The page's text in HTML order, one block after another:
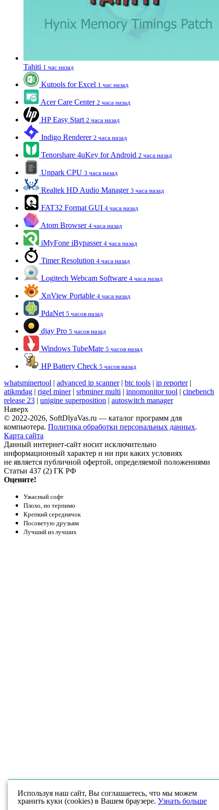
Tahiti 1 час назад
Kutools for Excel 1 час назад
Acer Care Center 2 часа назад
HP Easy Start 2 часа назад
Indigo Renderer 2 часа назад
Tenorshare 4uKey for Android 2 часа назад
Unpark CPU 3 часа назад
Realtek HD Audio Manager 3 часа назад
FAT32 Format GUI 4 часа назад
Atom Browser 4 часа назад
iMyFone iBypasser 4 часа назад
Timer Resolution 4 часа назад
Logitech Webcam Software 4 часа назад
XnView Portable 4 часа назад
PdaNet 5 часов назад
djay Pro 5 часов назад
Windows TubeMate 5 часов назад
HP Battery Check 5 часов назад
whatsminertool | advanced ip scanner| btc tools | ip reporter|
atikmdag | rigel miner| srbminer multi | innomonitor tool | cinebench
release 23 | unigine superposition | autoswitch manager
Наверх
© 2022-2026, SoftDlyaVas.ru — каталог программ для
компьютера. Политика обработки персональных данных.
Карта сайта
Данный интернет-сайт носит исключительно
информационный характер и ни при каких условиях
не является публичной офертой, определяемой положениями
Статьи 437 (2) ГК РФ
Оцените!
Ужасный софт
Плохо, но терпимо
Крепкий середнячок
Посоветую друзьям
Лучший из лучших
Используя наш сайт, Вы соглашаетесь, что мы можем
хранить куки (cookies) в Вашем браузере. Узнать больше